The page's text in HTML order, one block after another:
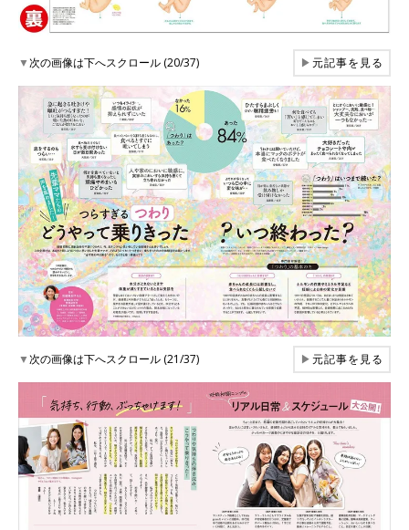
▼次の画像は下へスクロール (20/37) ▶元記事を見る
▼次の画像は下へスクロール (21/37) ▶元記事を見る